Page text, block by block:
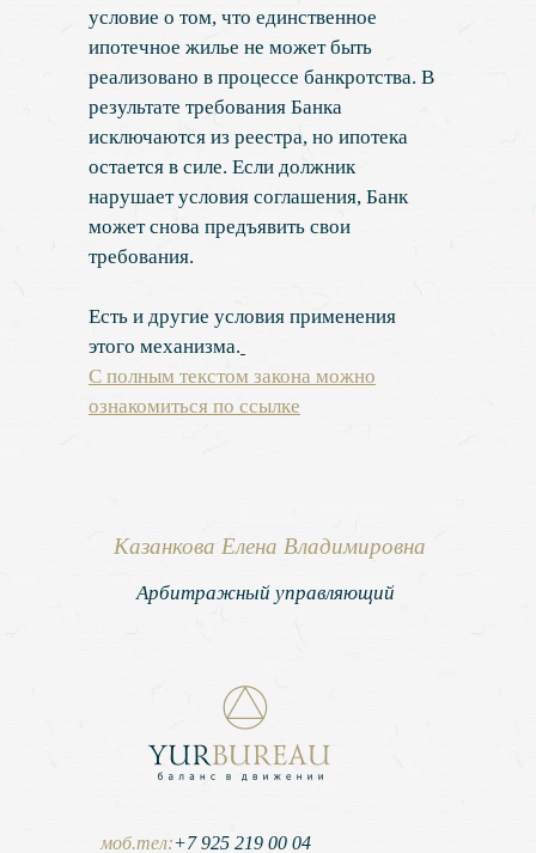
условие о том, что единственное
ипотечное жилье не может быть
реализовано в процессе банкротства. В
результате требования Банка
исключаются из реестра, но ипотека
остается в силе. Если должник
нарушает условия соглашения, Банк
может снова предъявить свои
требования.
Есть и другие условия применения
этого механизма.
С полным текстом закона можно
ознакомиться по ссылке
Казанкова Елена Владимировна
Арбитражный управляющий
моб.тел:+7 925 219 00 04